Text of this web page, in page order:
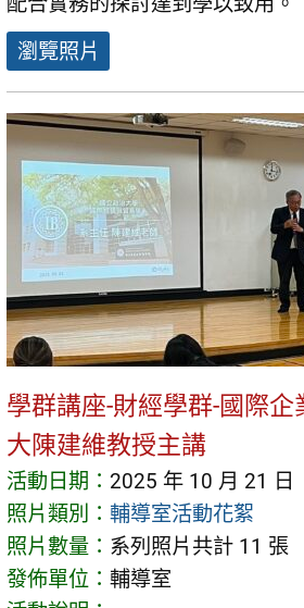
瀏覽照片
學群講座-財經學群-國際企
大陳建維教授主講
活動日期： 2025 年 10 月 21 日
照片類別： 輔導室活動花絮
照片數量： 系列照片共計 11 張
發佈單位： 輔導室